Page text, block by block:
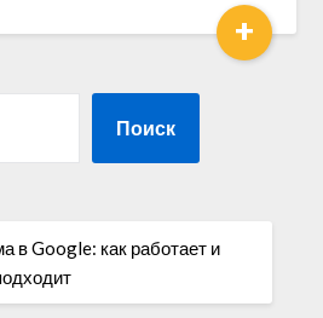
+
Поиск
в Google: как работает и